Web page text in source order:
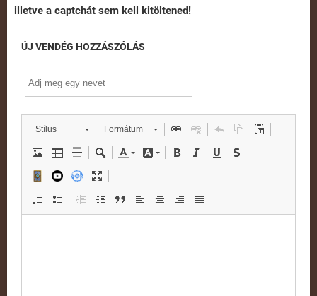
illetve a captchát sem kell kitöltened!
ÚJ VENDÉG HOZZÁSZÓLÁS
Stílus Formátum